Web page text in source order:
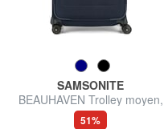
SAMSONITE
BEAUHAVEN Trolley moyen,
extensible
51%